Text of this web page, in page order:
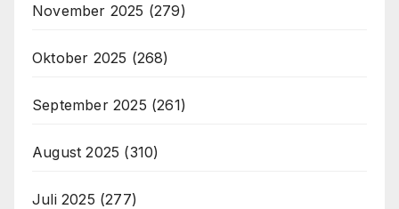
November 2025 (279)
Oktober 2025 (268)
September 2025 (261)
August 2025 (310)
Juli 2025 (277)